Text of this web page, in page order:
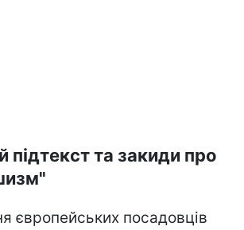
підтекст та закиди про
європейських посадовців